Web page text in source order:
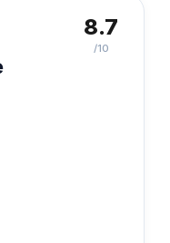
8.7
/10